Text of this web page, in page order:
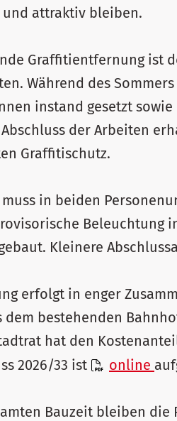
attraktiv bleiben.
Graffitientfernung ist
Während des
instand gesetzt
der Arbeiten
Graffitischutz.
in beiden
Beleuchtung
Kleinere
erfolgt in enger
dem bestehenden
hat den
2026/33 ist
online
Bauzeit bleiben